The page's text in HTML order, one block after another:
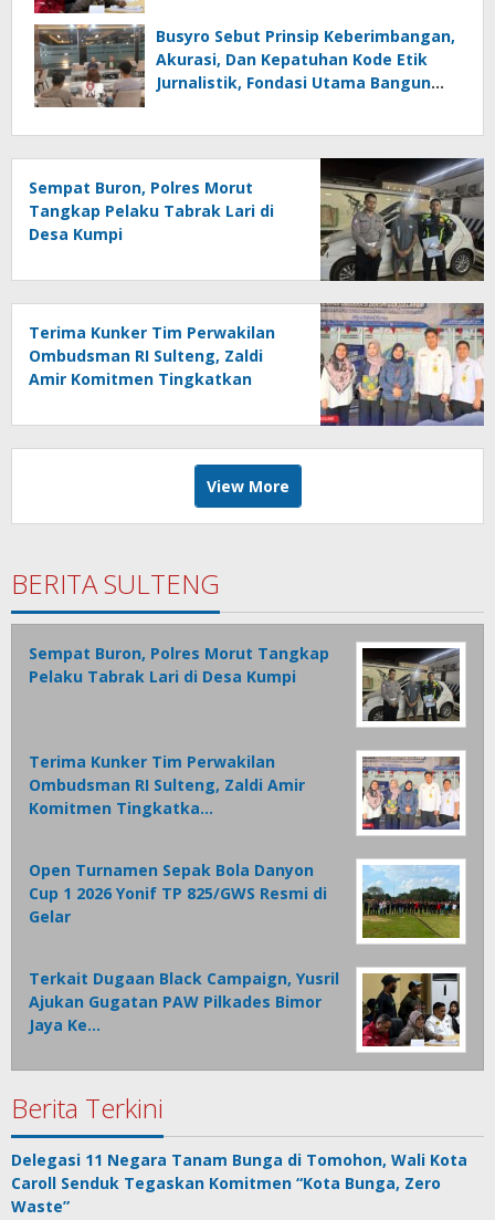
Busyro Sebut Prinsip Keberimbangan,
Akurasi, Dan Kepatuhan Kode Etik
Jurnalistik, Fondasi Utama Bangun
Sempat Buron, Polres Morut
Tangkap Pelaku Tabrak Lari di
Desa Kumpi
Terima Kunker Tim Perwakilan
Ombudsman RI Sulteng, Zaldi
Amir Komitmen Tingkatkan
Akuntabel Bebas Mal
Administrasi
View More
BERITA SULTENG
Sempat Buron, Polres Morut Tangkap
Pelaku Tabrak Lari di Desa Kumpi
Terima Kunker Tim Perwakilan
Ombudsman RI Sulteng, Zaldi Amir
Komitmen Tingkatka…
Open Turnamen Sepak Bola Danyon
Cup 1 2026 Yonif TP 825/GWS Resmi di
Gelar
Terkait Dugaan Black Campaign, Yusril
Ajukan Gugatan PAW Pilkades Bimor
Jaya Ke…
Berita Terkini
Delegasi 11 Negara Tanam Bunga di Tomohon, Wali Kota
Caroll Senduk Tegaskan Komitmen “Kota Bunga, Zero
Waste”